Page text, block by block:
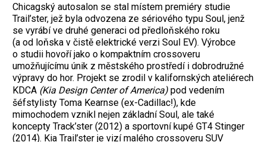
Chicagský autosalon se stal místem premiéry studie
Trail’ster, jež byla odvozena ze sériového typu Soul, jenž
se vyrábí ve druhé generaci od předloňského roku
(a od loňska v čistě elektrické verzi Soul EV). Výrobce
o studii hovoří jako o kompaktním crossoveru
umožňujícímu únik z městského prostředí i dobrodružné
výpravy do hor. Projekt se zrodil v kalifornských ateliérech
KDCA (Kia Design Center of America) pod vedením
šéfstylisty Toma Kearnse (ex-Cadillac!), kde
mimochodem vznikl nejen základní Soul, ale také
koncepty Track’ster (2012) a sportovní kupé GT4 Stinger
(2014). Kia Trail’ster je vizí malého crossoveru SUV